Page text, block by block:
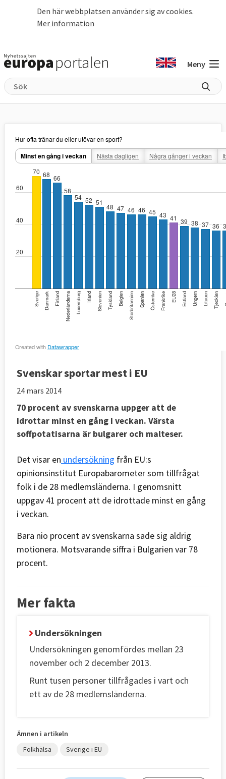
Den här webbplatsen använder sig av cookies.
Mer information
Meny
Svenskar sportar mest i EU
24 mars 2014
70 procent av svenskarna uppger att de
idrottar minst en gång i veckan. Värsta
soffpotatisarna är bulgarer och malteser.
Det visar en undersökning från EU:s
opinionsinstitut Europabarometer som tillfrågat
folk i de 28 medlemsländerna. I genomsnitt
uppgav 41 procent att de idrottade minst en gång
i veckan.
Bara nio procent av svenskarna sade sig aldrig
motionera. Motsvarande siffra i Bulgarien var 78
procent.
Mer fakta
Undersökningen
Undersökningen genomfördes mellan 23
november och 2 december 2013.
Runt tusen personer tillfrågades i vart och
ett av de 28 medlemsländerna.
Ämnen i artikeln
Folkhälsa
Sverige i EU